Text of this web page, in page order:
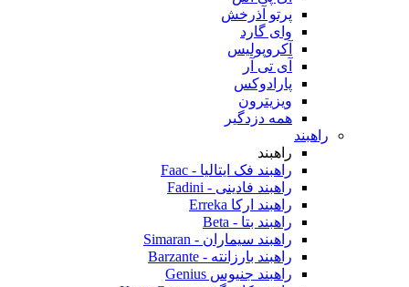
پرتو آذرخش
وای گارد
آکروپولیس
آی تی آر
پارادوکس
ویزیترون
همه دزدگیر
راهبند
راهبند
راهبند فک ایتالیا - Faac
راهبند فادینی - Fadini
راهبند ارکا Erreka
راهبند بتا - Beta
راهبند سیماران - Simaran
راهبند بارزانته - Barzante
راهبند جنیوس Genius